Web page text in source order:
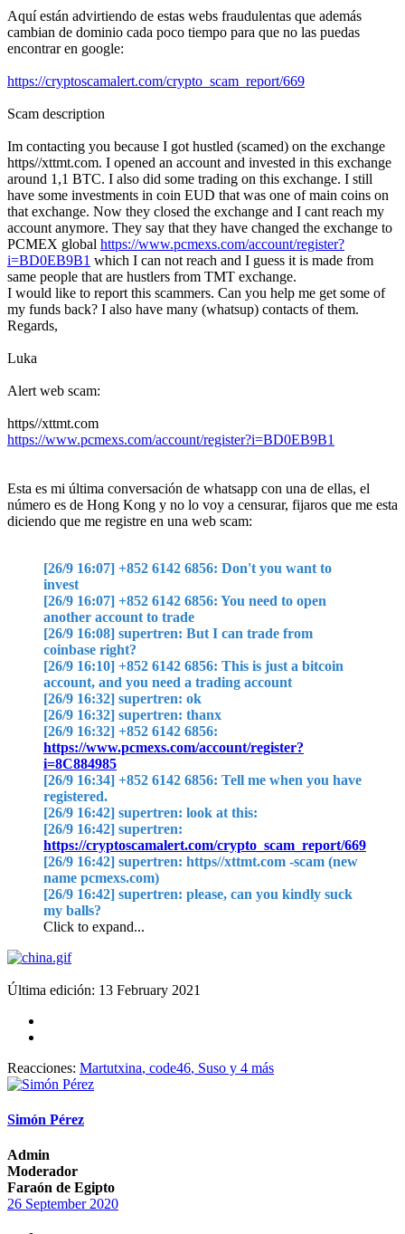
Aquí están advirtiendo de estas webs fraudulentas que además
cambian de dominio cada poco tiempo para que no las puedas
encontrar en google:
https://cryptoscamalert.com/crypto_scam_report/669
Scam description
Im contacting you because I got hustled (scamed) on the exchange
https//xttmt.com. I opened an account and invested in this exchange
around 1,1 BTC. I also did some trading on this exchange. I still
have some investments in coin EUD that was one of main coins on
that exchange. Now they closed the exchange and I cant reach my
account anymore. They say that they have changed the exchange to
PCMEX global https://www.pcmexs.com/account/register?
i=BD0EB9B1 which I can not reach and I guess it is made from
same people that are hustlers from TMT exchange.
I would like to report this scammers. Can you help me get some of
my funds back? I also have many (whatsup) contacts of them.
Regards,
Luka
Alert web scam:
https//xttmt.com
https://www.pcmexs.com/account/register?i=BD0EB9B1
Esta es mi última conversación de whatsapp con una de ellas, el
número es de Hong Kong y no lo voy a censurar, fijaros que me esta
diciendo que me registre en una web scam:
[26/9 16:07] +852 6142 6856: Don't you want to
invest
[26/9 16:07] +852 6142 6856: You need to open
another account to trade
[26/9 16:08] supertren: But I can trade from
coinbase right?
[26/9 16:10] +852 6142 6856: This is just a bitcoin
account, and you need a trading account
[26/9 16:32] supertren: ok
[26/9 16:32] supertren: thanx
[26/9 16:32] +852 6142 6856:
https://www.pcmexs.com/account/register?
i=8C884985
[26/9 16:34] +852 6142 6856: Tell me when you have
registered.
[26/9 16:42] supertren: look at this:
[26/9 16:42] supertren:
https://cryptoscamalert.com/crypto_scam_report/669
[26/9 16:42] supertren: https//xttmt.com -scam (new
name pcmexs.com)
[26/9 16:42] supertren: please, can you kindly suck
my balls?
Click to expand...
Última edición: 13 February 2021
Reacciones: Martutxina, code46, Suso y 4 más
Simón Pérez
Admin
Moderador
Faraón de Egipto
26 September 2020